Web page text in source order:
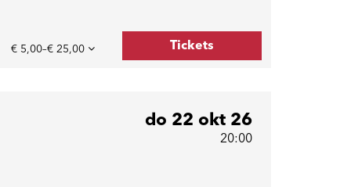
€ 5,00–€ 25,00 Tickets
do 22 okt 26
20:00